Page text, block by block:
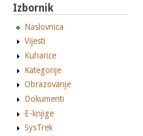
Izbornik
Naslovnica
Vijesti
Kuharice
Kategorije
Obrazovanje
Dokumenti
E-knjige
SysTrek